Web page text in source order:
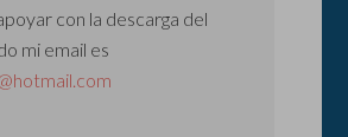
con la descarga del
mi email es